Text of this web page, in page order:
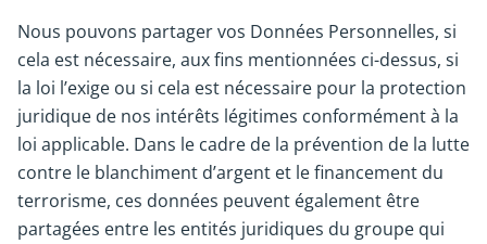
Nous pouvons partager vos Données Personnelles, si
cela est nécessaire, aux fins mentionnées ci-dessus, si
la loi l’exige ou si cela est nécessaire pour la protection
juridique de nos intérêts légitimes conformément à la
loi applicable. Dans le cadre de la prévention de la lutte
contre le blanchiment d’argent et le financement du
terrorisme, ces données peuvent également être
partagées entre les entités juridiques du groupe qui